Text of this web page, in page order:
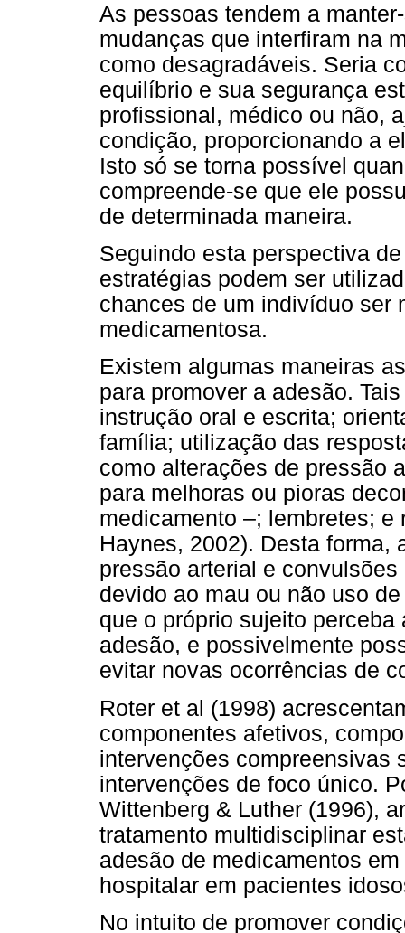
As pessoas tendem a
mudanças que interfiram na
como desagradáveis. Seria
equilíbrio e sua segurança
profissional, médico ou não,
condição, proporcionando a
Isto só se torna possível
compreende-se que ele
de determinada maneira.
Seguindo esta perspectiva
estratégias podem ser
chances de um indivíduo ser
medicamentosa.
Existem algumas maneiras
para promover a adesão.
instrução oral e escrita;
família; utilização das
como alterações de pressão
para melhoras ou pioras
medicamento –; lembretes;
Haynes, 2002). Desta forma,
pressão arterial e
devido ao mau ou não uso
que o próprio sujeito
adesão, e possivelmente
evitar novas ocorrências de
Roter et al (1998)
componentes afetivos,
intervenções compreensivas
intervenções de foco único.
Wittenberg & Luther (1996),
tratamento multidisciplinar
adesão de medicamentos
hospitalar em pacientes
No intuito de promover